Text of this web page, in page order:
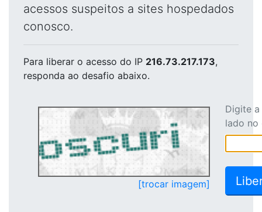
acessos suspeitos a sites hospedados
conosco.
Para liberar o acesso do IP 216.73.217.173,
responda ao desafio abaixo.
[trocar imagem]
Digite
lado no